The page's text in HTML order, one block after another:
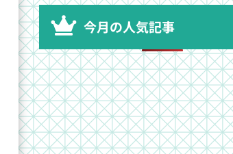
今月の人気記事